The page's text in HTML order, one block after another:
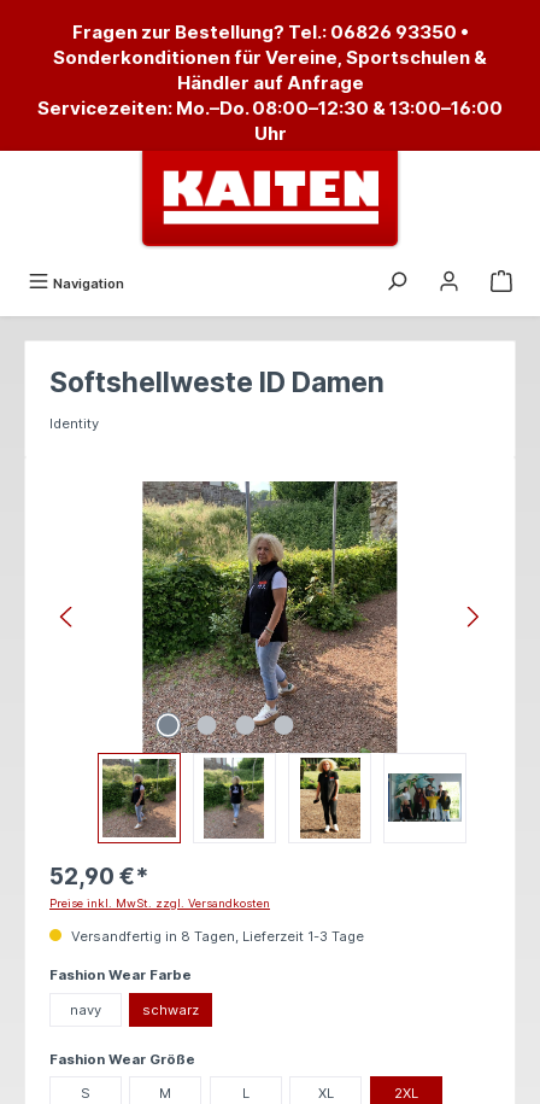
Fragen zur Bestellung? Tel.: 06826 93350 •
Sonderkonditionen für Vereine, Sportschulen &
Händler auf Anfrage
Servicezeiten: Mo.–Do. 08:00–12:30 & 13:00–16:00
Uhr
Navigation
Softshellweste ID Damen
Identity
Bildergalerie überspringen
52,90 €*
Preise inkl. MwSt. zzgl. Versandkosten
Versandfertig in 8 Tagen, Lieferzeit 1-3 Tage
Fashion Wear Farbe
navy schwarz
Fashion Wear Größe
S M L XL 2XL